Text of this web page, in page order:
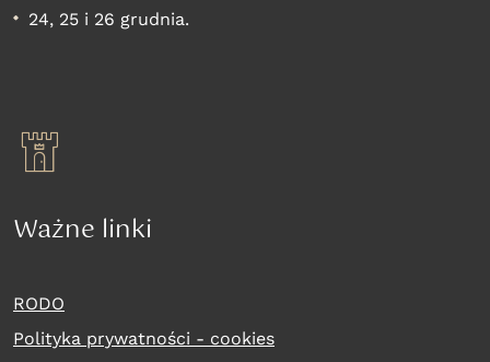
24, 25 i 26 grudnia.
Ważne linki
RODO
Polityka prywatności - cookies